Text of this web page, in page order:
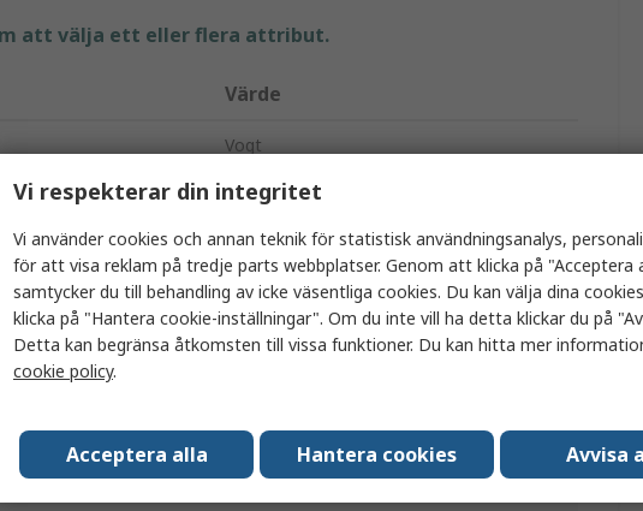
att välja ett eller flera attribut.
Värde
Vogt
Ändhylsa
14mm
Polypropylen
Gul
Isolerad
AWG
Vi respekterar din integritet
Vi använder cookies och annan teknik för statistisk användningsanalys,
för att visa reklam på tredje parts webbplatser. Genom att klicka på "Acceptera
samtycker du till behandling av icke väsentliga cookies. Du kan välja dina
klicka på "Hantera cookie-inställningar". Om du inte vill ha detta klickar du på
Detta kan begränsa åtkomsten till vissa funktioner. Du kan hitta mer
cookie policy.
Acceptera alla Hantera cookies Avvisa